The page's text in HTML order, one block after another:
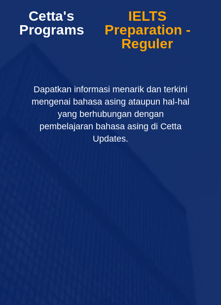
Cetta's
Programs
IELTS
Preparation -
Reguler
Dapatkan informasi menarik dan terkini
mengenai bahasa asing ataupun hal-hal
yang berhubungan dengan
pembelajaran bahasa asing di Cetta
Updates.